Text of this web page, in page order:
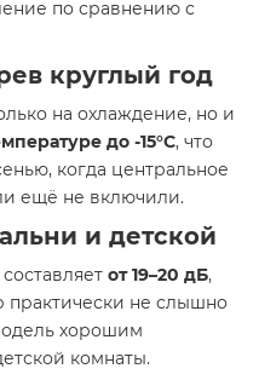
по сравнению с
круглый год
на охлаждение, но и
до -15°C, что
когда центральное
ещё не включили.
и детской
от 19–20 дБ,
практически не слышно
хорошим
комнаты.